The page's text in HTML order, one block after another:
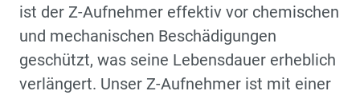
ist der Z-Aufnehmer effektiv vor chemischen
und mechanischen Beschädigungen
geschützt, was seine Lebensdauer erheblich
verlängert. Unser Z-Aufnehmer ist mit einer